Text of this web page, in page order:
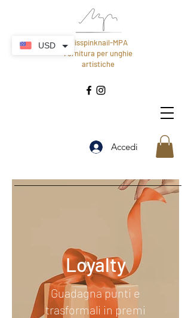
Misspinknail-MPA
Fornitura per unghie
artistiche
Accedi
Loyalty
Guadagna punti e
trasformali in premi
USD